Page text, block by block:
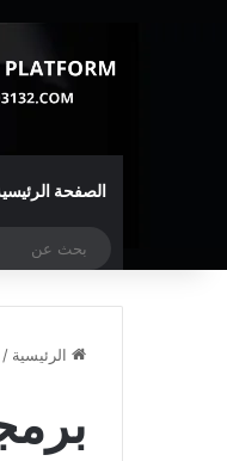
الصفحة
الرئيسية /